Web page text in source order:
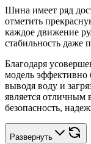
Шина имеет ряд
отметить
каждое движение
стабильность даже
Благодаря
модель эффективно
выводя воду и
является отличным
безопасность,
Развернуть